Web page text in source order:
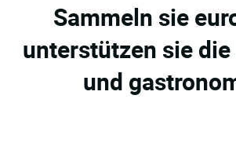
Sammeln sie
unterstützen sie
und